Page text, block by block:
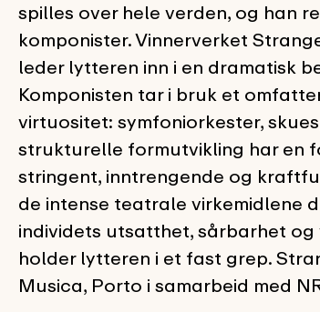
spilles over hele verden, og han
komponister. Vinnerverket
leder lytteren inn i en dramatisk
Komponisten tar i bruk et
virtuositet: symfoniorkester,
strukturelle formutvikling har en
stringent, inntrengende og
de intense teatrale virkemidlene
individets utsatthet, sårbarhet
holder lytteren i et fast grep.
Musica, Porto i samarbeid med